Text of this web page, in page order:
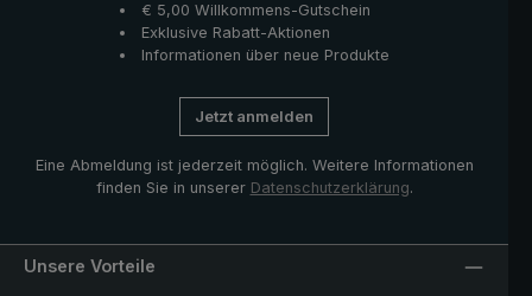
€ 5,00 Willkommens-Gutschein
Exklusive Rabatt-Aktionen
Informationen über neue Produkte
Jetzt anmelden
Eine Abmeldung ist jederzeit möglich. Weitere Informationen
finden Sie in unserer Datenschutzerklärung.
Unsere Vorteile